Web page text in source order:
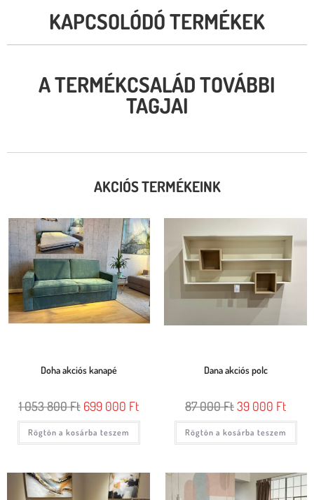
KAPCSOLÓDÓ TERMÉKEK
A TERMÉKCSALÁD TOVÁBBI
TAGJAI
AKCIÓS TERMÉKEINK
Doha akciós kanapé
1 053 800Ft 699 000 Ft
Rögtön a kosárba teszem
Dana akciós polc
87 000Ft39 000 Ft
Rögtön a kosárba teszem